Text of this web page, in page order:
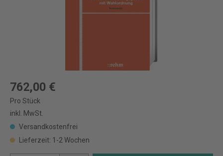
762,00 €
Pro Stück
inkl. MwSt.
Versandkostenfrei
Lieferzeit: 1-2 Wochen